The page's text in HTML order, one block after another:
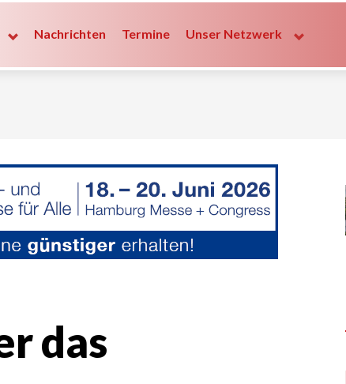
Nachrichten Termine Unser Netzwerk
das